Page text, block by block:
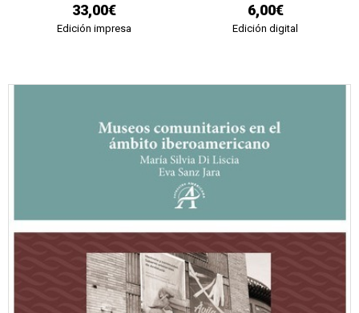
33,00€
Edición impresa
6,00€
Edición digital